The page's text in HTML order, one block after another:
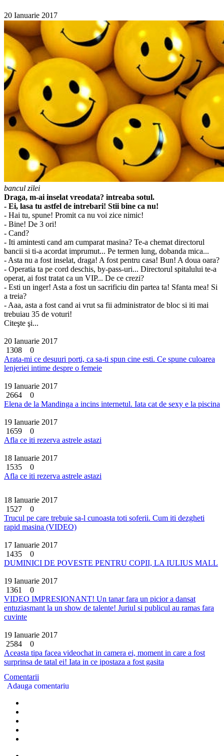
20 Ianuarie 2017
bancul zilei
Draga, m-ai inselat vreodata? intreaba sotul.
- Ei, lasa tu astfel de intrebari! Stii bine ca nu!
- Hai tu, spune! Promit ca nu voi zice nimic!
- Bine! De 3 ori!
- Cand?
- Iti amintesti cand am cumparat masina? Te-a chemat directorul
bancii si ti-a acordat imprumut... Pe termen lung, dobanda mica...
- Asta nu a fost inselat, draga! A fost pentru casa! Bun! A doua oara?
- Operatia ta pe cord deschis, by-pass-uri... Directorul spitalului te-a
operat, ai fost tratat ca un VIP... De ce crezi?
- Esti un inger! Asta a fost un sacrificiu din partea ta! Sfanta mea! Si
a treia?
- Aaa, asta a fost cand ai vrut sa fii administrator de bloc si iti mai
trebuiau 35 de voturi!
Citeşte şi...
20 Ianuarie 2017
1308
0
Arata-mi ce desuuri porti, ca sa-ti spun cine esti. Ce spune culoarea
lenjeriei intime despre o femeie
19 Ianuarie 2017
2664
0
Elena de la Mandinga a incins internetul. Iata cat de sexy e la piscina
19 Ianuarie 2017
1659
0
Afla ce iti rezerva astrele astazi
18 Ianuarie 2017
1535
0
Afla ce iti rezerva astrele astazi
18 Ianuarie 2017
1527
0
Trucul pe care trebuie sa-l cunoasta toti soferii. Cum iti dezgheti
rapid masina (VIDEO)
17 Ianuarie 2017
1435
0
DUMINICI DE POVESTE PENTRU COPII, LA IULIUS MALL
19 Ianuarie 2017
1361
0
VIDEO IMPRESIONANT! Un tanar fara un picior a dansat
entuziasmant la un show de talente! Juriul si publicul au ramas fara
cuvinte
19 Ianuarie 2017
2584
0
Aceasta tipa facea videochat in camera ei, moment in care a fost
surprinsa de tatal ei! Iata in ce ipostaza a fost gasita
Comentarii
Adauga comentariu